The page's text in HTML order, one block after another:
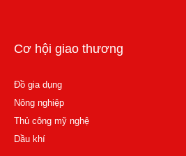
Cơ hội giao thương
Đồ gia dụng
Nông nghiệp
Thủ công mỹ nghệ
Dầu khí